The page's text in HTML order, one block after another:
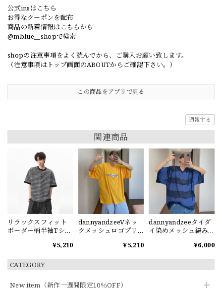
CATEGORY
New item（新作一週間限定10％OFF）
公式insはこちら
お得なクーポンを配布
商品の新着情報はこちらから
@mblue__shopで検索
shopの注意事項をよく読んでから、ご購入お願い致します。
（注意事項はトップ画面のABOUTからご確認下さい。）
この商品をアプリで見る
通報する
関連商品
リラックスフィット
ボーダー柄半袖Tシャ
¥5,210
dannyandzeeVネッ
クメッシュロゴプリ
¥5,210
dannyandzeeタイダ
イ染めメッシュ編みV
¥6,000